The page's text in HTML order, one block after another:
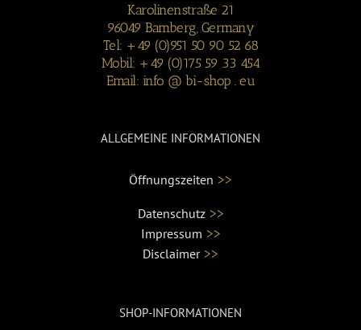
Karolinenstraße 21
96049 Bamberg, Germany
Tel: +49 (0)951 50 90 52 68
Mobil: +49 (0)175 59 33 454
Email: info @ bi-shop . eu
ALLGEMEINE INFORMATIONEN
Öffnungszeiten >>
Datenschutz >>
Impressum >>
Disclaimer >>
SHOP-INFORMATIONEN